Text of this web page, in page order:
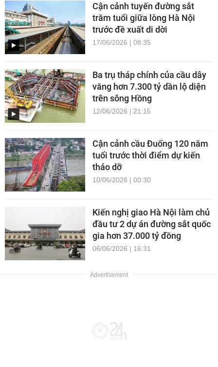
Cận cảnh tuyến đường sắt
trăm tuổi giữa lòng Hà Nội
trước đề xuất di dời
17/06/2026 | 08:35
Ba trụ tháp chính của cầu dây
văng hơn 7.300 tỷ dần lộ diện
trên sông Hồng
12/06/2026 | 21:15
Cận cảnh cầu Đuống 120 năm
tuổi trước thời điểm dự kiến
tháo dỡ
10/06/2026 | 00:30
Kiến nghị giao Hà Nội làm chủ
đầu tư 2 dự án đường sắt quốc
gia hơn 37.000 tỷ đồng
06/06/2026 | 16:31